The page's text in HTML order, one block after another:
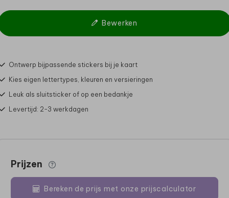
Bewerken
Ontwerp bijpassende stickers bij je kaart
Kies eigen lettertypes, kleuren en versieringen
Leuk als sluitsticker of op een bedankje
Levertijd: 2-3 werkdagen
Prijzen
Bereken de prijs met onze prijscalculator